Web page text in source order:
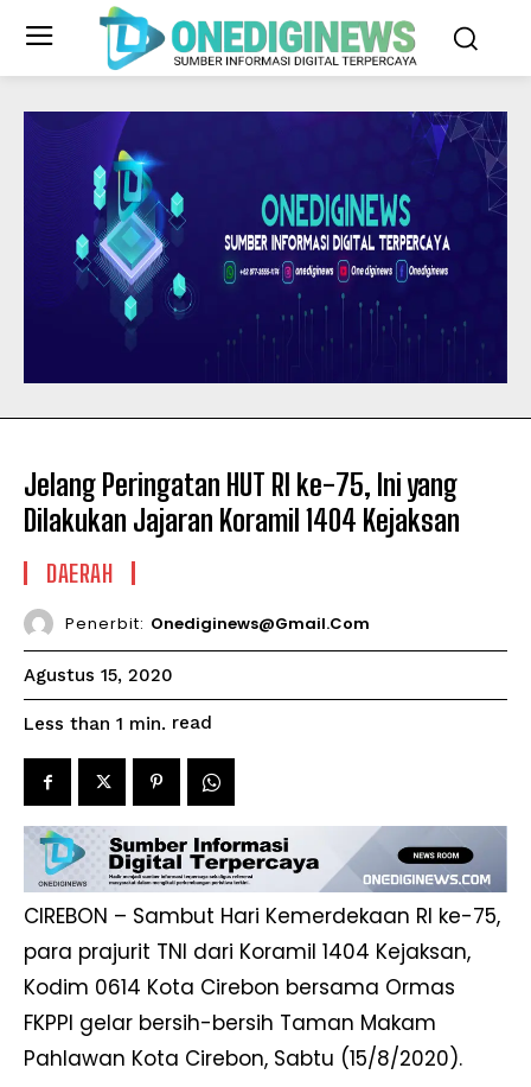
Jelang Peringatan HUT RI ke-75, Ini yang
Dilakukan Jajaran Koramil 1404 Kejaksan
DAERAH
Penerbit: Onediginews@gmail.com
Agustus 15, 2020
Less than 1 min. read
CIREBON – Sambut Hari Kemerdekaan RI ke-75,
para prajurit TNI dari Koramil 1404 Kejaksan,
Kodim 0614 Kota Cirebon bersama Ormas
FKPPI gelar bersih-bersih Taman Makam
Pahlawan Kota Cirebon, Sabtu (15/8/2020).